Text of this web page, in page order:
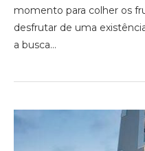
momento para colher os
desfrutar de uma
a busca…